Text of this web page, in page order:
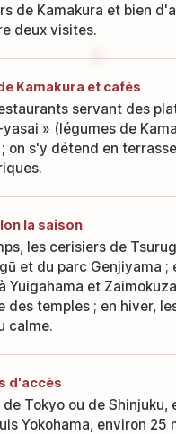
de Kamakura et bien
deux visites.
Kamakura et cafés
servant des
» (légumes de
; on s'y détend en
la saison
les cerisiers de
et du parc Genjiyama ;
Yuigahama et
des temples ; en hiver,
calme.
d'accès
Tokyo ou de Shinjuku,
Yokohama, environ 25